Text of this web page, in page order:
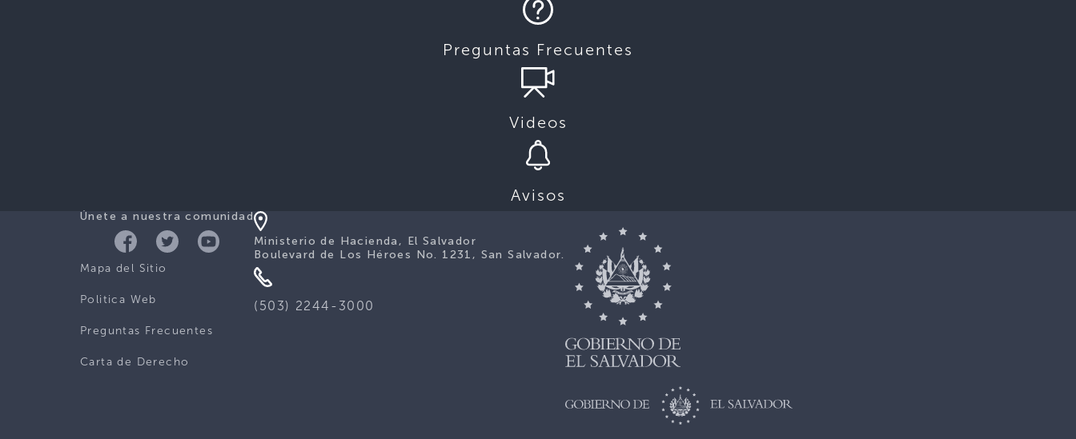
Preguntas Frecuentes
Videos
Avisos
Únete a nuestra comunidad
Mapa del Sitio
Politica Web
Preguntas Frecuentes
Carta de Derecho
Ministerio de Hacienda, El Salvador
Boulevard de Los Héroes No. 1231, San Salvador.
(503) 2244-3000